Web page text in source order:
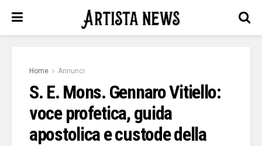
Home Annunci
S. E. Mons. Gennaro Vitiello:
voce profetica, guida
apostolica e custode della